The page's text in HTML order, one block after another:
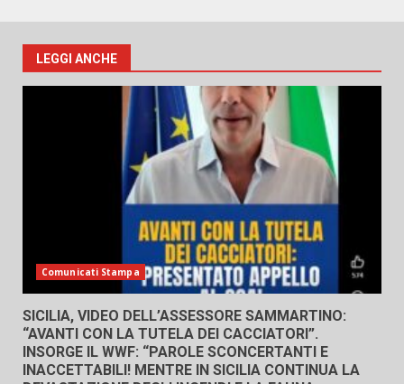
LEGGI ANCHE
Comunicati Stampa
SICILIA, VIDEO DELL’ASSESSORE SAMMARTINO:
“AVANTI CON LA TUTELA DEI CACCIATORI”.
INSORGE IL WWF: “PAROLE SCONCERTANTI E
INACCETTABILI! MENTRE IN SICILIA CONTINUA LA